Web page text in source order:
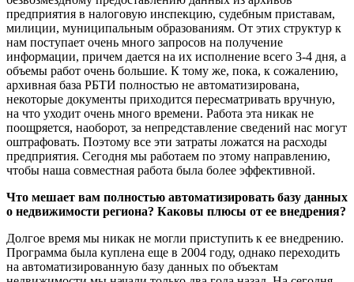
предприятия в налоговую инспекцию, судебным приставам,
милиции, муниципальным образованиям. От этих структур к
нам поступает очень много запросов на получение
информации, причем дается на их исполнение всего 3-4 дня, а
объемы работ очень большие. К тому же, пока, к сожалению,
архивная база РБТИ полностью не автоматизирована,
некоторые документы приходится пересматривать вручную,
на что уходит очень много времени. Работа эта никак не
поощряется, наоборот, за непредставление сведений нас могут
оштрафовать. Поэтому все эти затраты ложатся на расходы
предприятия. Сегодня мы работаем по этому направлению,
чтобы наша совместная работа была более эффективной.
Что мешает вам полностью автоматизировать базу данных
о недвижимости региона? Каковы плюсы от ее внедрения?
Долгое время мы никак не могли приступить к ее внедрению.
Программа была куплена еще в 2004 году, однако переходить
на автоматизированную базу данных по объектам